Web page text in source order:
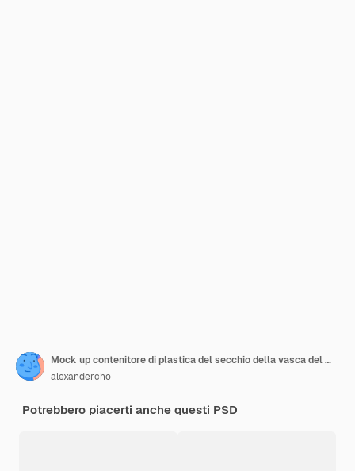
Mock up contenitore di plastica del secchio della vasca del modello
alexandercho
Potrebbero piacerti anche questi PSD